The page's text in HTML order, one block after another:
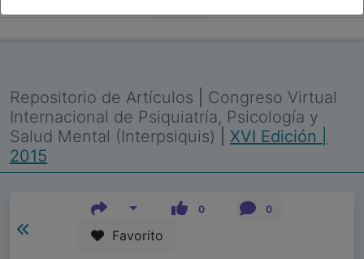
Repositorio de Artículos
Congreso Virtual
Internacional de Psiquiatría, Psicología y
Salud Mental (Interpsiquis)
XVI Edición |
2015
0 0
Favorito